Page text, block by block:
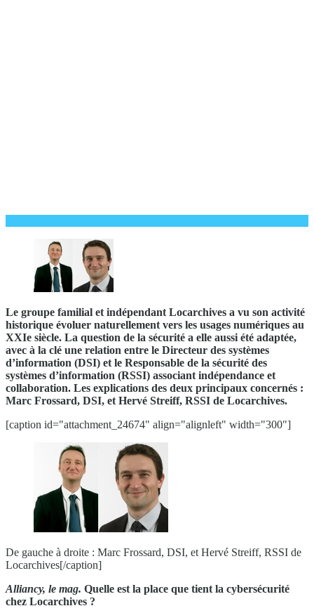
Le groupe familial et indépendant Locarchives a vu son activité
historique évoluer naturellement vers les usages numériques au
XXIe siècle. La question de la sécurité a elle aussi été adaptée,
avec à la clé une relation entre le Directeur des systèmes
d’information (DSI) et le Responsable de la sécurité des
systèmes d’information (RSSI) associant indépendance et
collaboration. Les explications des deux principaux concernés :
Marc Frossard, DSI, et Hervé Streiff, RSSI de Locarchives.
[caption id="attachment_24674" align="alignleft" width="300"]
De gauche à droite : Marc Frossard, DSI, et Hervé Streiff, RSSI de
Locarchives[/caption]
Alliancy, le mag. Quelle est la place que tient la cybersécurité
chez Locarchives ?